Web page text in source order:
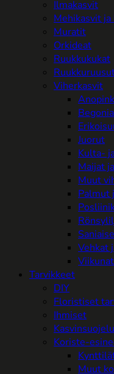
Ilmakasvit
Mehikasvit
Muratit
Orkideat
Ruukkukukat
Viherkasvit
Juorut
Kulta-
Maijat
Muut
Palmut
Vehkat
Viikunat
Tarvikkeet
DIY
Floristiset
Ihmiset
Kasvinsuojelu
Koriste-
Muut